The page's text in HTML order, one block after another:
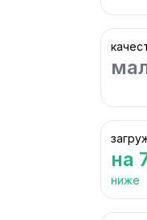
на
ниже